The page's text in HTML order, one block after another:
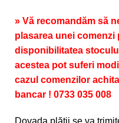
» Vă recomandăm să
plasarea unei comenzi
disponibilitatea
acestea pot suferi
cazul comenzilor
bancar ! 0733 035 008
Dovada plății se va